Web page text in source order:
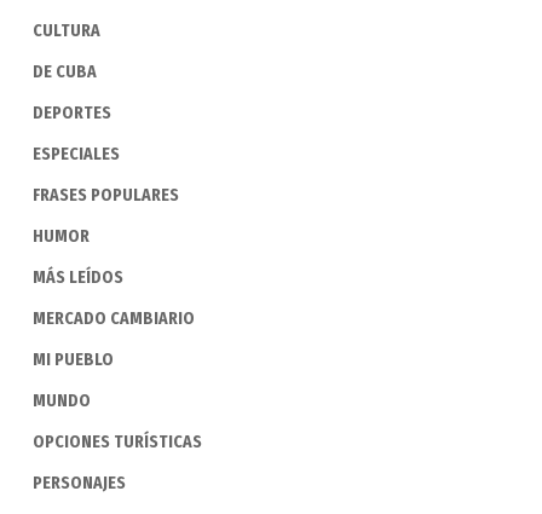
CULTURA
DE CUBA
DEPORTES
ESPECIALES
FRASES POPULARES
HUMOR
MÁS LEÍDOS
MERCADO CAMBIARIO
MI PUEBLO
MUNDO
OPCIONES TURÍSTICAS
PERSONAJES